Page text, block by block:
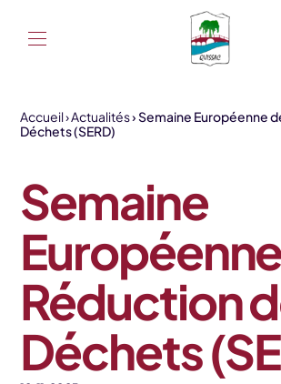
Accueil Actualités Semaine Européenne
Déchets (SERD)
Semaine
Réduction
Déchets